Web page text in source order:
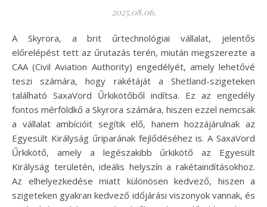
2025.08.06.
A Skyrora, a brit űrtechnológiai vállalat, jelentős
előrelépést tett az űrutazás terén, miután megszerezte a
CAA (Civil Aviation Authority) engedélyét, amely lehetővé
teszi számára, hogy rakétáját a Shetland-szigeteken
található SaxaVord Űrkikötőből indítsa. Ez az engedély
fontos mérföldkő a Skyrora számára, hiszen ezzel nemcsak
a vállalat ambícióit segítik elő, hanem hozzájárulnak az
Egyesült Királyság űriparának fejlődéséhez is. A SaxaVord
Űrkikötő, amely a legészakibb űrkikötő az Egyesült
Királyság területén, ideális helyszín a rakétaindításokhoz.
Az elhelyezkedése miatt különösen kedvező, hiszen a
szigeteken gyakran kedvező időjárási viszonyok vannak, és